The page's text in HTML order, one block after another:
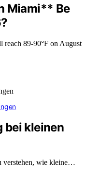
Miami** Be
89-90°F on August
bei kleinen
verstehen, wie kleine…